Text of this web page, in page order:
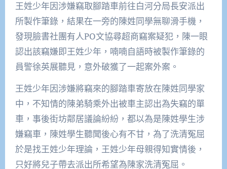
王姓少年因涉嫌竊取腳踏車前往白河分局長安派出
所製作筆錄，結果在一旁的陳姓同學無聊滑手機，
發現臉書社團有人PO文協尋超商竊案疑犯，陳一眼
認出該竊嫌即王姓少年，喃喃自語時被製作筆錄的
員警徐英展聽見，意外破獲了一起案外案。
王姓少年因涉嫌將竊來的腳踏車寄放在陳姓同學家
中，不知情的陳弟騎乘外出被車主認出為失竊的單
車，事後街坊鄰居議論紛紛，都以為是陳姓學生涉
嫌竊車，陳姓學生聽聞後心有不甘，為了洗清冤屈
於是找王姓少年理論，王姓少年母親得知實情後，
只好將兒子帶去派出所希望為陳家洗清冤屈。